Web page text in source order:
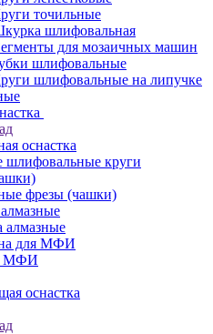
точильные
шлифовальная
для мозаичных машин
шлифовальные
шлифовальные на липучке
оснастка
шлифовальные круги
фрезы (чашки)
алмазные
для МФИ
МФИ
оснастка